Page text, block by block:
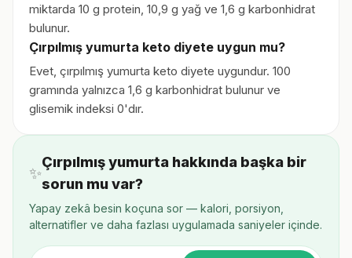
miktarda 10 g protein, 10,9 g yağ ve 1,6 g karbonhidrat
bulunur.
Çırpılmış yumurta keto diyete uygun mu?
Evet, çırpılmış yumurta keto diyete uygundur. 100
gramında yalnızca 1,6 g karbonhidrat bulunur ve
glisemik indeksi 0'dır.
✨
Çırpılmış yumurta hakkında başka bir
sorun mu var?
Yapay zekâ besin koçuna sor — kalori, porsiyon,
alternatifler ve daha fazlası uygulamada saniyeler içinde.